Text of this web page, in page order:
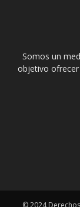
Somos un
objetivo
© 2024